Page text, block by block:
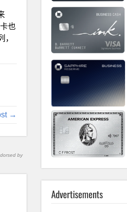
也
→
by
Advertisements